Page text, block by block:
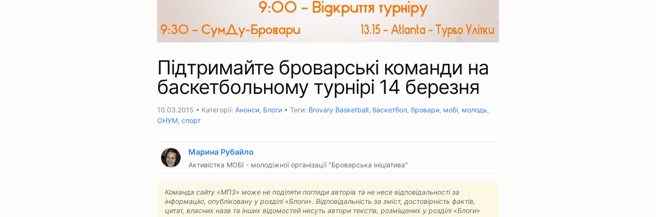
Підтримайте броварські команди на
баскетбольному турнірі 14 березня
10.03.2015 • Категорії: Анонси, Блоги • Теги: Brovary Basketball, баскетбол, бровари, мобі, молодь,
ОНУМ, спорт
Марина Рубайло
Активістка МОБІ - молодіжної організації "Броварська ініціатива"
Команда сайту «МПЗ» може не поділяти погляди авторів та не несе відповідальності за
інформацію, опубліковану у розділі «Блоги». Відповідальність за зміст, достовірність фактів,
цитат, власних назв та інших відомостей несуть автори текстів, розміщених у розділі «Блоги»